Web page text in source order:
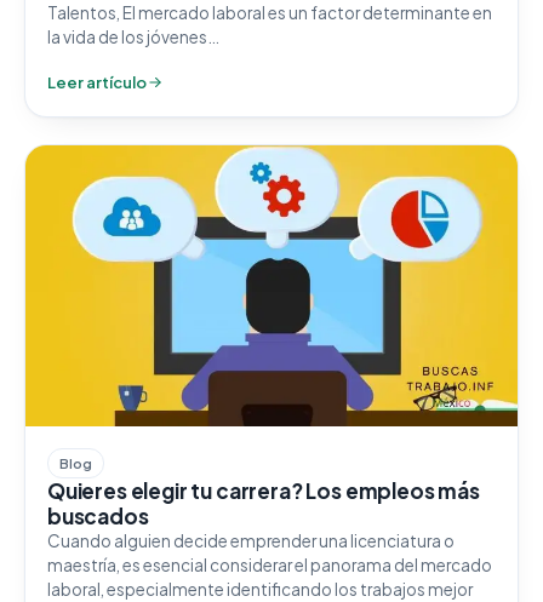
Talentos, El mercado laboral es un factor determinante en
la vida de los jóvenes…
Leer artículo
Blog
Quieres elegir tu carrera? Los empleos más
buscados
Cuando alguien decide emprender una licenciatura o
maestría, es esencial considerar el panorama del mercado
laboral, especialmente identificando los trabajos mejor